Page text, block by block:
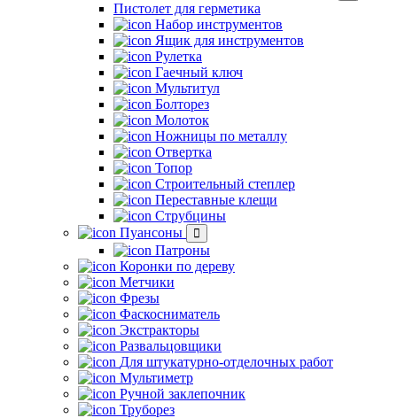
Пистолет для герметика
Набор инструментов
Ящик для инструментов
Рулетка
Гаечный ключ
Мультитул
Болторез
Молоток
Ножницы по металлу
Отвертка
Топор
Строительный степлер
Переставные клещи
Струбцины
Пуансоны
Патроны
Коронки по дереву
Метчики
Фрезы
Фаскосниматель
Экстракторы
Развальцовщики
Для штукатурно-отделочных работ
Мультиметр
Ручной заклепочник
Труборез